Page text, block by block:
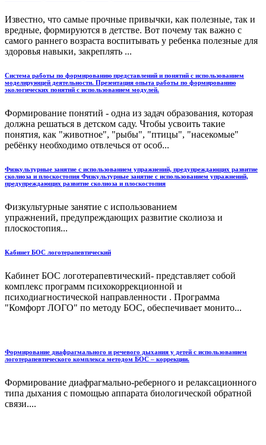
Известно, что самые прочные привычки, как полезные, так и
вредные, формируются в детстве. Вот почему так важно с
самого раннего возраста воспитывать у ребенка полезные для
здоровья навыки, закреплять ...
Система работы по формированию представлений и понятий с использованием
моделирующей деятельности. Презентация опыта работы по формированию
экологических понятий с использованием модулей.
Формирование понятий - одна из задач образования, которая
должна решаться в детском саду. Чтобы усвоить такие
понятия, как "животное", "рыбы", "птицы", "насекомые"
ребёнку необходимо отвлечься от особ...
Физкультурные занятие с использованием упражнений, предупреждающих развитие
сколиоза и плоскостопия Физкультурные занятие с использованием упражнений,
предупреждающих развитие сколиоза и плоскостопия
Физкультурные занятие с использованием
упражнений, предупреждающих развитие сколиоза и
плоскостопия...
Кабинет БОС логотерапевтический
Кабинет БОС логотерапевтический- представляет собой
комплекс программ психокоррекционной и
психодиагностической направленности . Программа
"Комфорт ЛОГО" по методу БОС, обеспечивает монито...
Формирование диафрагмального и речевого дыхания у детей с использованием
логотерапевтического комплекса методом БОС – коррекции.
Формирование диафрагмально-реберного и релаксационного
типа дыхания с помощью аппарата биологической обратной
связи....